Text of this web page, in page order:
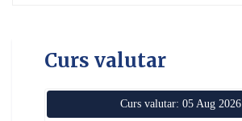
Curs valutar
Curs valutar: 05 Aug 2026